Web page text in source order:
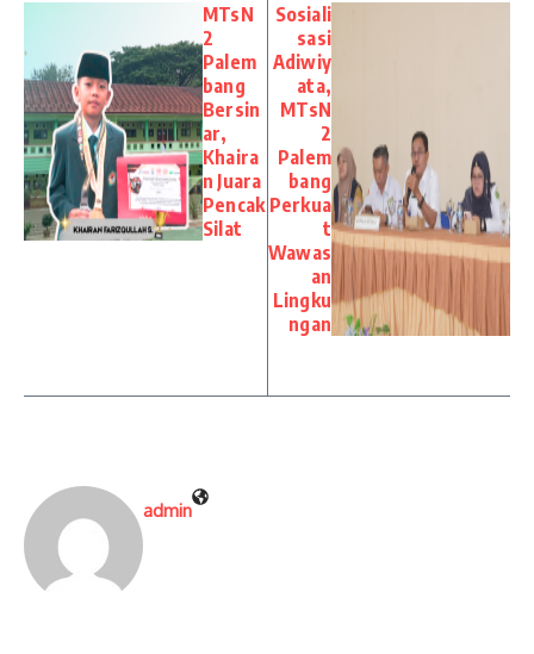
MTsN
2
Palem
bang
Bersin
ar,
Khaira
n Juara
Pencak
Silat
Sosiali
sasi
Adiwiy
ata,
MTsN
2
Palem
bang
Perkua
t
Wawas
an
Lingku
ngan
admin